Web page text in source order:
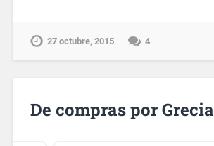
27 octubre, 2015 4
De compras por Grecia